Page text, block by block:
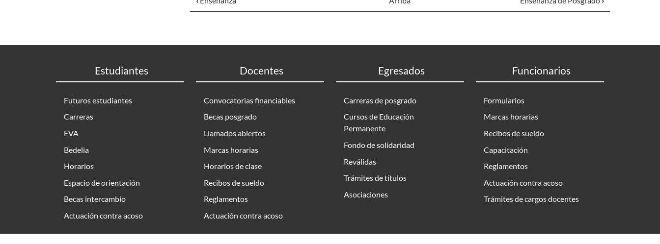
Estudiantes
Futuros estudiantes
Carreras
EVA
Bedelia
Horarios
Espacio de orientación
Becas intercambio
Actuación contra acoso
Docentes
Convocatorias financiables
Becas posgrado
Llamados abiertos
Marcas horarias
Horarios de clase
Recibos de sueldo
Reglamentos
Actuación contra acoso
Egresados
Carreras de posgrado
Cursos de Educación
Permanente
Fondo de solidaridad
Reválidas
Trámites de títulos
Asociaciones
Funcionarios
Formularios
Marcas horarias
Recibos de sueldo
Capacitación
Reglamentos
Actuación contra acoso
Trámites de cargos docentes